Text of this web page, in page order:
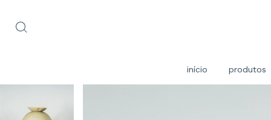
início produtos